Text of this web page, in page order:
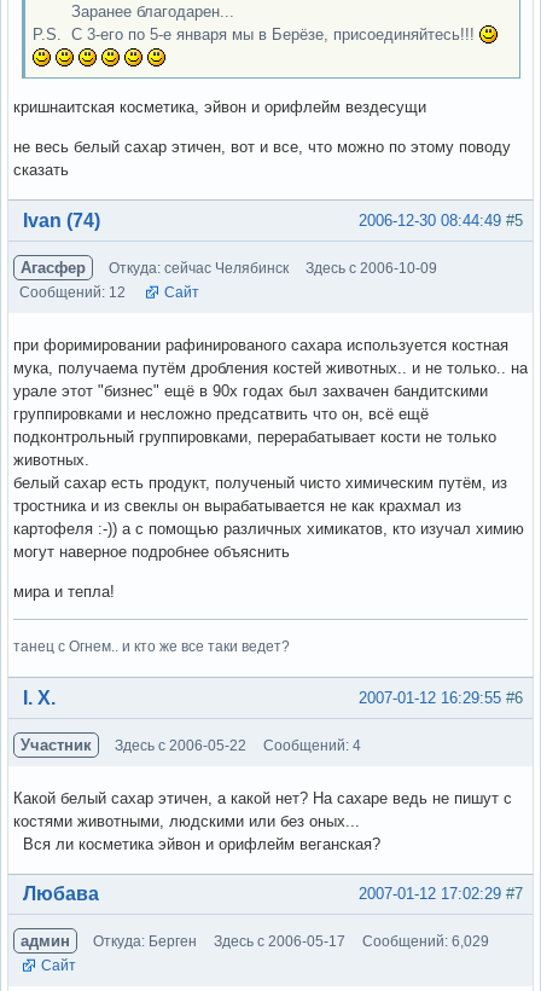
Заранее благодарен...
P.S. C 3-его по 5-е января мы в Берёзе, присоединяйтесь!!!
кришнаитская косметика, эйвон и орифлейм вездесущи
не весь белый сахар этичен, вот и все, что можно по этому поводу
сказать
Вне форума #5
2006-12-30 08:44:49
Ivan (74)
Агасфер Откуда: сейчас Челябинск
Здесь с 2006-10-09
Сообщений: 12
Сайт
при форимировании рафинированого сахара используется костная
мука, получаема путём дробления костей животных.. и не только.. на
урале этот "бизнес" ещё в 90х годах был захвачен бандитскими
группировками и несложно предсатвить что он, всё ещё
подконтрольный группировками, перерабатывает кости не только
животных.
белый сахар есть продукт, полученый чисто химическим путём, из
тростника и из свеклы он вырабатывается не как крахмал из
картофеля :-)) а с помощью различных химикатов, кто изучал химию
могут наверное подробнее объяснить
мира и тепла!
танец с Огнем.. и кто же все таки ведет?
Вне форума #6
2007-01-12 16:29:55
І. Х.
Участник Здесь с 2006-05-22 Сообщений: 4
Какой белый сахар этичен, а какой нет? На сахаре ведь не пишут с
костями животными, людскими или без оных...
Вся ли косметика эйвон и орифлейм веганская?
Вне форума #7
2007-01-12 17:02:29
Любава
админ Откуда: Берген Здесь с 2006-05-17
Сообщений: 6,029
Сайт